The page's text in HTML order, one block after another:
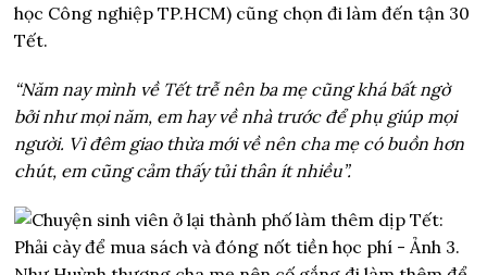
học Công nghiệp TP.HCM) cũng chọn đi làm đến tận 30
Tết.
“Năm nay mình về Tết trễ nên ba mẹ cũng khá bất ngờ
bởi như mọi năm, em hay về nhà trước để phụ giúp mọi
người. Vì đêm giao thừa mới về nên cha mẹ có buồn hơn
chút, em cũng cảm thấy tủi thân ít nhiều”.